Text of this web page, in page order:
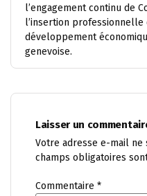
l’engagement continu de
l’insertion
développement
genevoise.
Laisser un
Votre adresse e-mail ne
champs obligatoires
Commentaire *